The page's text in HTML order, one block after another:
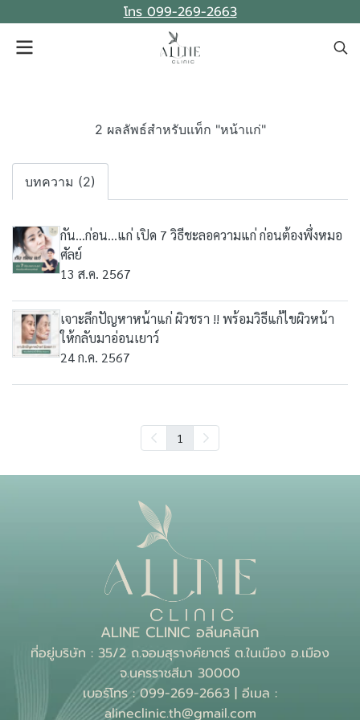
โทร 099-269-2663
2 ผลลัพธ์สำหรับแท็ก "หน้าแก่"
บทความ (2)
กัน...ก่อน...แก่ เปิด 7 วิธีชะลอความแก่ ก่อนต้องพึ่งหมอ
ศัลย์
13 ส.ค. 2567
เจาะลึกปัญหาหน้าแก่ ผิวชรา !! พร้อมวิธีแก้ไขผิวหน้า
ให้กลับมาอ่อนเยาว์
24 ก.ค. 2567
1
ALINE CLINIC อลีนคลินิก
ที่อยู่บริษัท : 35/2 ถ.จอมสุรางค์ยาตร์ ต.ในเมือง อ.เมือง
จ.นครราชสีมา 30000
เบอร์โทร : 099-269-2663 | อีเมล :
alineclinic.th@gmail.com